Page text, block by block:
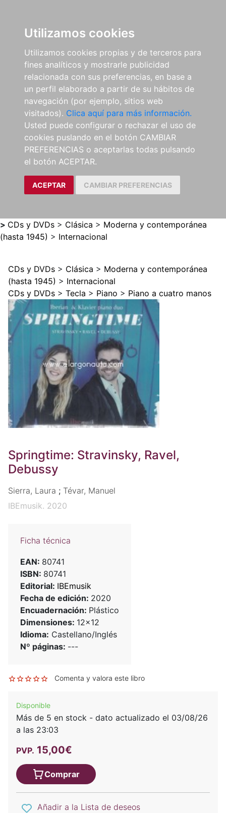
Utilizamos cookies
Utilizamos cookies propias y de terceros para
fines analíticos y mostrarle publicidad
relacionada con sus preferencias, en base a
un perfil elaborado a partir de su hábitos de
navegación (por ejemplo, sitios web
visitados). Clica aquí para más información.
Usted puede configurar o rechazar el uso de
cookies puslando en el botón CAMBIAR
PREFERENCIAS o aceptarlas todas pulsando
el botón ACEPTAR.
ACEPTAR CAMBIAR PREFERENCIAS
> CDs y DVDs > Clásica > Moderna y contemporánea
(hasta 1945) > Internacional
CDs y DVDs > Clásica > Moderna y contemporánea
(hasta 1945) > Internacional
CDs y DVDs > Tecla > Piano > Piano a cuatro manos
Springtime: Stravinsky, Ravel,
Debussy
Sierra, Laura ; Tévar, Manuel
IBEmusik. 2020
Ficha técnica
EAN: 80741
ISBN: 80741
Editorial: IBEmusik
Fecha de edición: 2020
Encuadernación: Plástico
Dimensiones: 12x12
Idioma: Castellano/Inglés
Nº páginas: ---
Comenta y valora este libro
Disponible
Más de 5 en stock - dato actualizado el 03/08/26
a las 23:03
PVP. 15,00€
Comprar
Añadir a la Lista de deseos